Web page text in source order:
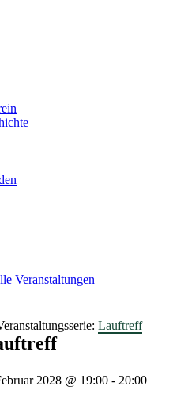
Veranstaltungen
Lauftreff
2028 @ 19:00 - 20:00